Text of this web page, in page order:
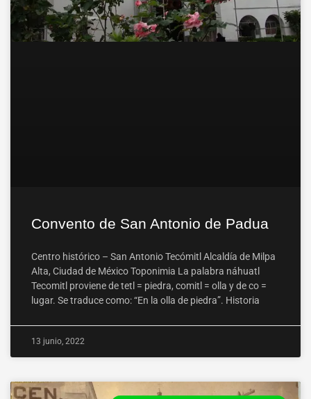
Convento de San Antonio de Padua
Centro histórico – San Antonio Tecómitl Alcaldía de Milpa
Alta, Ciudad de México Toponimia La palabra náhuatl
Tecomitl proviene de tetl = piedra, comitl = olla y de co =
lugar. Se traduce como: “En la olla de piedra”. Historia
13 junio, 2022